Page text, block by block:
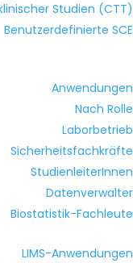
Studien (CTT)
Benutzerdefinierte SCE
Anwendungen
Nach Rolle
Laborbetrieb
Sicherheitsfachkräfte
StudienleiterInnen
Datenverwalter
Biostatistik-Fachleute
LIMS-Anwendungen